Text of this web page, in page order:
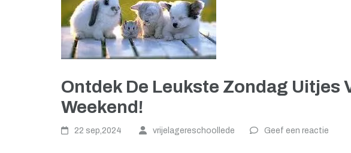
Ontdek De Leukste Zondag Uitjes
Weekend!
22 sep,2024 vrijelagereschoollede Geef een reactie